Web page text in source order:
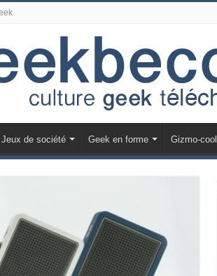
Jeux de société Geek en forme Gizmo-cool